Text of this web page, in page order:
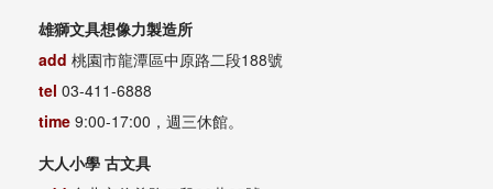
雄獅文具想像力製造所
add 桃園市龍潭區中原路二段188號
tel 03-411-6888
time 9:00-17:00，週三休館。
大人小學 古文具